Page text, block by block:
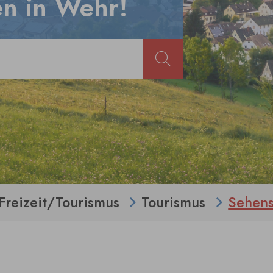
Freizeit/Tourismus Tourismus